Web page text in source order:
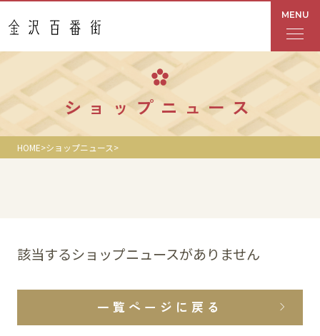
MENU
フロアガイド
あんと
Rinto
ショップニュース
ショップニュース
HOME ショップニュース
該当するショップニュースがありません
一覧ページに戻る